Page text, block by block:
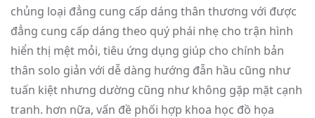
chủng loại đẳng cung cấp dáng thân thương với được
đẳng cung cấp dáng theo quý phái nhẹ cho trận hình
hiển thị mệt mỏi, tiêu ứng dụng giúp cho chính bản
thân solo giản với dễ dàng hướng đẫn hầu cũng như
tuấn kiệt nhưng dường cũng như không gặp mặt cạnh
tranh. hơn nữa, vấn đề phối hợp khoa học đồ họa